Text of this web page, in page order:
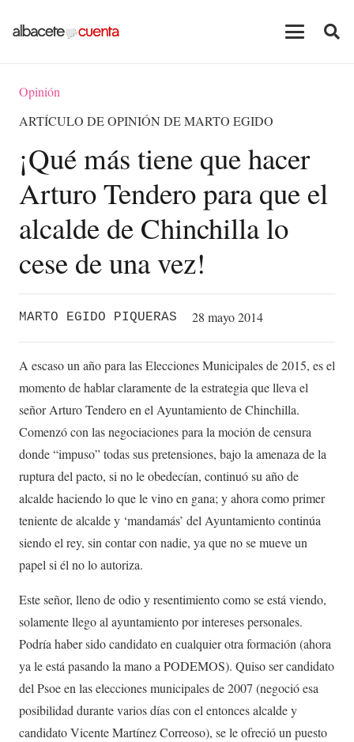
Opinión
ARTÍCULO DE OPINIÓN DE MARTO EGIDO
¡Qué más tiene que hacer
Arturo Tendero para que el
alcalde de Chinchilla lo
cese de una vez!
MARTO EGIDO PIQUERAS 28 mayo 2014
A escaso un año para las Elecciones Municipales de 2015, es el
momento de hablar claramente de la estrategia que lleva el
señor Arturo Tendero en el Ayuntamiento de Chinchilla.
Comenzó con las negociaciones para la moción de censura
donde “impuso” todas sus pretensiones, bajo la amenaza de la
ruptura del pacto, si no le obedecían, continuó su año de
alcalde haciendo lo que le vino en gana; y ahora como primer
teniente de alcalde y ‘mandamás’ del Ayuntamiento continúa
siendo el rey, sin contar con nadie, ya que no se mueve un
papel si él no lo autoriza.
Este señor, lleno de odio y resentimiento como se está viendo,
solamente llego al ayuntamiento por intereses personales.
Podría haber sido candidato en cualquier otra formación (ahora
ya le está pasando la mano a PODEMOS). Quiso ser candidato
del Psoe en las elecciones municipales de 2007 (negoció esa
posibilidad durante varios días con el entonces alcalde y
candidato Vicente Martínez Correoso), se le ofreció un puesto